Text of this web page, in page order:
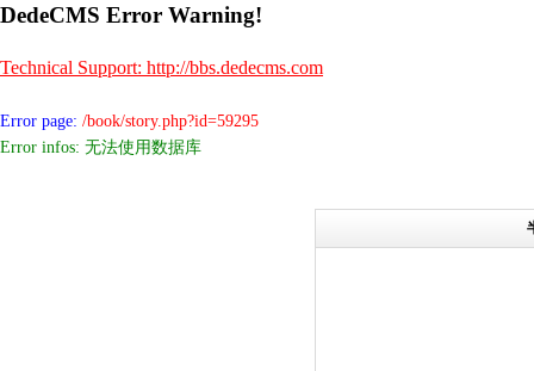
DedeCMS Error Warning!
Technical Support: http://bbs.dedecms.com
Error page: /book/story.php?id=59295
Error infos: 无法使用数据库